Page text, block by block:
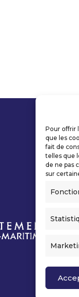
Pour offrir
que les
fait de
telles que
de ne pas
sur